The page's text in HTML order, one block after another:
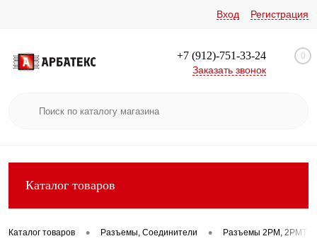
Вход Регистрация
+7 (912)-751-33-24
Заказать звонок
0
Каталог товаров
Каталог товаров • Разъемы, Соединители • Разъемы 2РМ, 2РМТ,